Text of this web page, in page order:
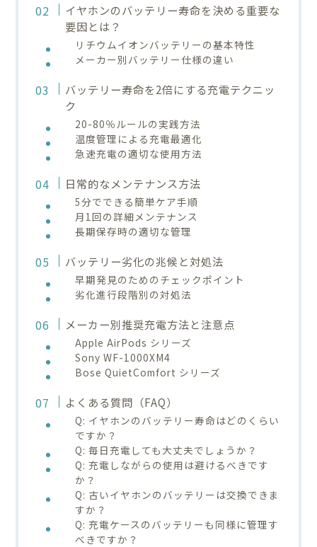
イヤホンのバッテリー寿命を決める重要な
要因とは？
リチウムイオンバッテリーの基本特性
メーカー別バッテリー仕様の違い
バッテリー寿命を2倍にする充電テクニッ
ク
20-80％ルールの実践方法
温度管理による充電最適化
急速充電の適切な使用方法
日常的なメンテナンス方法
5分でできる簡単ケア手順
月1回の詳細メンテナンス
長期保存時の適切な管理
バッテリー劣化の兆候と対処法
早期発見のためのチェックポイント
劣化進行段階別の対処法
メーカー別推奨充電方法と注意点
Apple AirPods シリーズ
Sony WF-1000XM4
Bose QuietComfort シリーズ
よくある質問（FAQ）
Q: イヤホンのバッテリー寿命はどのくらい
ですか？
Q: 毎日充電しても大丈夫でしょうか？
Q: 充電しながらの使用は避けるべきです
か？
Q: 古いイヤホンのバッテリーは交換できま
すか？
Q: 充電ケースのバッテリーも同様に管理す
べきですか？